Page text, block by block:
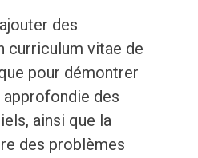
des
curriculum vitae de
pour démontrer
approfondie des
ainsi que la
des problèmes